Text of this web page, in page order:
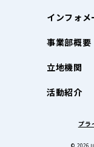
インフォメ
事業部概要
立地機関
活動紹介
プラ
© 2026